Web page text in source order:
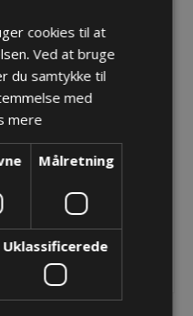
EMC TRI - Sælges i
stk.
9 HTS tri
& Co. KG
se priser
KØB
cookies til at
Ved at bruge
du samtykke til
med
mere
Målretning
Uklassificerede